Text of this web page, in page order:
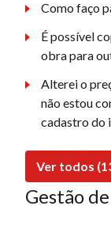
Como faço
É possível
obra para
Alterei o
não estou
cadastro do
Ver todos
Gestão